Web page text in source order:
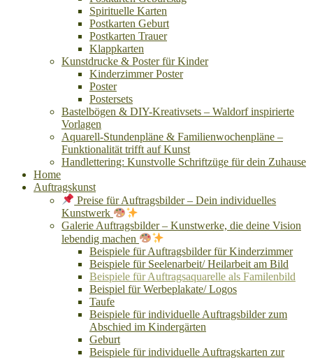
Spirituelle Karten
Postkarten Geburt
Postkarten Trauer
Klappkarten
Kunstdrucke & Poster für Kinder
Kinderzimmer Poster
Poster
Postersets
Bastelbögen & DIY-Kreativsets – Waldorf inspirierte
Vorlagen
Aquarell-Stundenpläne & Familienwochenpläne –
Funktionalität trifft auf Kunst
Handlettering: Kunstvolle Schriftzüge für dein Zuhause
Home
Auftragskunst
Preise für Auftragsbilder – Dein individuelles
Kunstwerk
Galerie Auftragsbilder – Kunstwerke, die deine Vision
lebendig machen
Beispiele für Auftragsbilder für Kinderzimmer
Beispiele für Seelenarbeit/ Heilarbeit am Bild
Beispiele für Auftragsaquarelle als Familenbild
Beispiel für Werbeplakate/ Logos
Taufe
Beispiele für individuelle Auftragsbilder zum
Abschied im Kindergärten
Geburt
Beispiele für individuelle Auftragskarten zur